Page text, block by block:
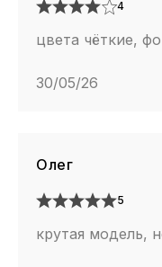
4
цвета чёткие,
30/05/26
Олег
5
крутая модель,